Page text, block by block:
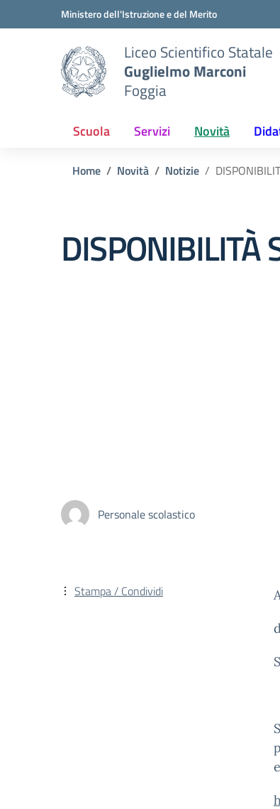
Vai ai contenuti
Vai al menu di navigazioneMinistero dell'Istruzione e del Merito
Liceo Scientifico Statale
Guglielmo Marconi
Foggia
Scuola Servizi Novità
Home Novità Notizie
Personale scolastico
Stampa / Condividi